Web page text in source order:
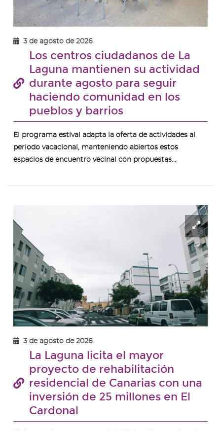
3 de agosto de 2026
Los centros ciudadanos de La
Laguna mantienen su actividad
durante agosto para seguir
haciendo comunidad en los
pueblos y barrios
El programa estival adapta la oferta de actividades al
periodo vacacional, manteniendo abiertos estos
espacios de encuentro vecinal con propuestas...
-
Foto
El
3 de agosto de 2026
La Laguna licita el mayor
proyecto de rehabilitación
residencial de Canarias con una
inversión de 25 millones en El
Cardonal